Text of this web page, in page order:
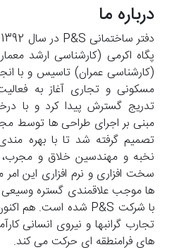
درباره ما
پگاه اکرمی (کارشناسی ارشد
(کارشناسی عمران) تاسیس و با
تدریج گسترش پیدا کرد و با
تصمیم گرفته شد تا با بهره
نخبه و مهندسین خلاق و مجرب،
سخت افزاری و نرم افزاری این
ها موجب علاقمندی گستره وسیعی
تجارب گرانبها و نیروی انسانی
های فرامنطقه ای حرکت می کند.